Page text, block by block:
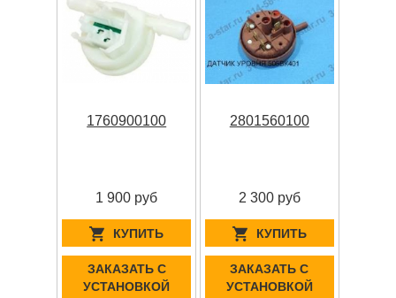
1760900100
1 900 руб
КУПИТЬ
ЗАКАЗАТЬ С
УСТАНОВКОЙ
2801560100
2 300 руб
КУПИТЬ
ЗАКАЗАТЬ С
УСТАНОВКОЙ